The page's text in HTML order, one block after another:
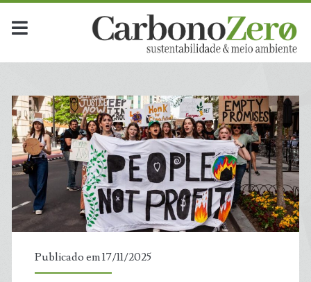
Dia:
<span>17
de
novembro
de
2025</span>
Publicado em 17/11/2025